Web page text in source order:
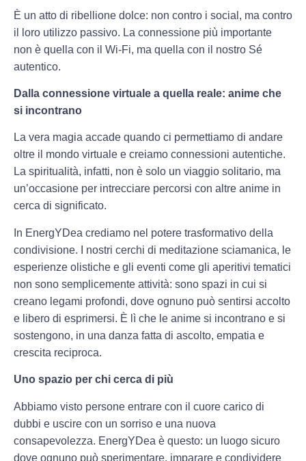
È un atto di ribellione dolce: non contro i social, ma contro
il loro utilizzo passivo. La connessione più importante
non è quella con il Wi-Fi, ma quella con il nostro Sé
autentico.
Dalla connessione virtuale a quella reale: anime che
si incontrano
La vera magia accade quando ci permettiamo di andare
oltre il mondo virtuale e creiamo connessioni autentiche.
La spiritualità, infatti, non è solo un viaggio solitario, ma
un’occasione per intrecciare percorsi con altre anime in
cerca di significato.
In EnergYDea crediamo nel potere trasformativo della
condivisione. I nostri cerchi di meditazione sciamanica, le
esperienze olistiche e gli eventi come gli aperitivi tematici
non sono semplicemente attività: sono spazi in cui si
creano legami profondi, dove ognuno può sentirsi accolto
e libero di esprimersi. È lì che le anime si incontrano e si
sostengono, in una danza fatta di ascolto, empatia e
crescita reciproca.
Uno spazio per chi cerca di più
Abbiamo visto persone entrare con il cuore carico di
dubbi e uscire con un sorriso e una nuova
consapevolezza. EnergYDea è questo: un luogo sicuro
dove ognuno può sperimentare, imparare e condividere